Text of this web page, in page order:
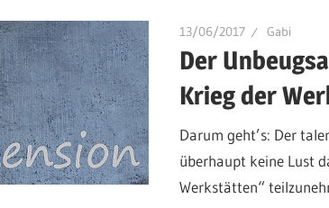
13/06/2017 Gabi
Der
Krieg der
Darum geht’s: Der
überhaupt keine Lust
Werkstätten“